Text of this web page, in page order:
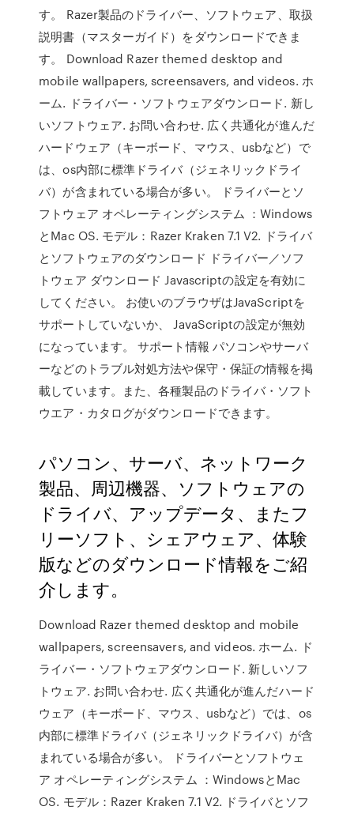
す。 Razer製品のドライバー、ソフトウェア、取扱
説明書（マスターガイド）をダウンロードできま
す。 Download Razer themed desktop and
mobile wallpapers, screensavers, and videos. ホ
ーム. ドライバー・ソフトウェアダウンロード. 新し
いソフトウェア. お問い合わせ. 広く共通化が進んだ
ハードウェア（キーボード、マウス、usbなど）で
は、os内部に標準ドライバ（ジェネリックドライ
バ）が含まれている場合が多い。 ドライバーとソ
フトウェア オペレーティングシステム ：Windows
とMac OS. モデル：Razer Kraken 7.1 V2. ドライバ
とソフトウェアのダウンロード ドライバー／ソフ
トウェア ダウンロード Javascriptの設定を有効に
してください。 お使いのブラウザはJavaScriptを
サポートしていないか、 JavaScriptの設定が無効
になっています。 サポート情報 パソコンやサーバ
ーなどのトラブル対処方法や保守・保証の情報を掲
載しています。また、各種製品のドライバ・ソフト
ウエア・カタログがダウンロードできます。
パソコン、サーバ、ネットワーク
製品、周辺機器、ソフトウェアの
ドライバ、アップデータ、またフ
リーソフト、シェアウェア、体験
版などのダウンロード情報をご紹
介します。
Download Razer themed desktop and mobile
wallpapers, screensavers, and videos. ホーム. ド
ライバー・ソフトウェアダウンロード. 新しいソフ
トウェア. お問い合わせ. 広く共通化が進んだハード
ウェア（キーボード、マウス、usbなど）では、os
内部に標準ドライバ（ジェネリックドライバ）が含
まれている場合が多い。 ドライバーとソフトウェ
ア オペレーティングシステム ：WindowsとMac
OS. モデル：Razer Kraken 7.1 V2. ドライバとソフ